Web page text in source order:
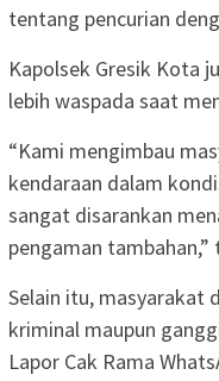
tentang pencurian
Kapolsek Gresik Kota
lebih waspada saat
“Kami mengimbau
kendaraan dalam
sangat disarankan
pengaman
Selain itu,
kriminal maupun
Lapor Cak Rama